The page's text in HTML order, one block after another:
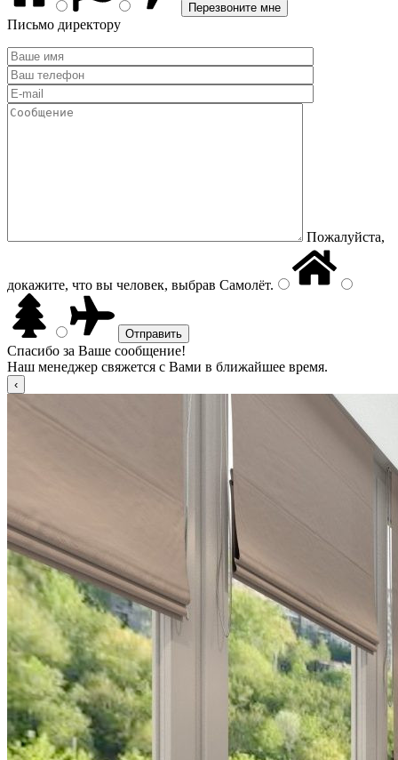
Письмо директору
Пожалуйста,
докажите, что вы человек, выбрав Самолёт.
Спасибо за Ваше сообщение!
Наш менеджер свяжется с Вами в ближайшее время.